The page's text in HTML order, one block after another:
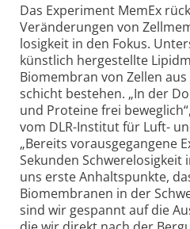
Das Experiment MemEx
Verän­derungen von
losigkeit in den Fokus.
künstlich herge­stellte
Bio­membran von Zellen
schicht bestehen. „In der
und Proteine frei
vom DLR-Institut für Luft-
„Bereits voraus­gegangene
Sekunden Schwere­losigkeit
uns erste Anhalts­punkte,
Biomem­branen in der
sind wir gespannt auf die